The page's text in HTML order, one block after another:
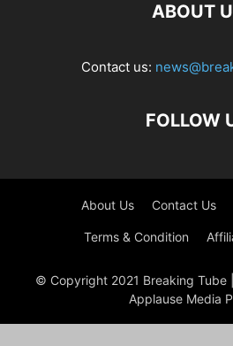
ABOUT
Contact us:
FOLLOW
About Us Contact Us
Terms & Condition
© Copyright 2021 Breaking Tube
Applause Media